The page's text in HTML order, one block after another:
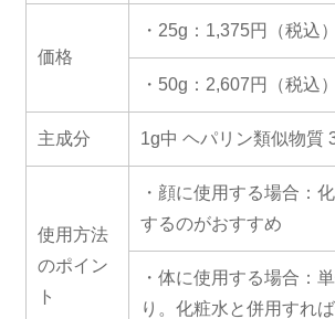
価格
・25g：1,375円（税込）
・50g：2,607円（税込）
主成分 1g中 ヘパリン類似物質
使用方法
のポイン
ト
・顔に使用する場合：
するのがおすすめ
・体に使用する場合：
り。化粧水と併用すれ